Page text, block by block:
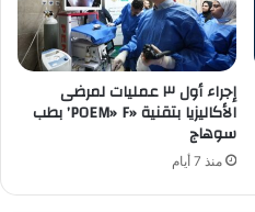
إجراء أول ٣ عمليات لمرضى
الأكاليزيا بتقنية «POEM» F’ بطب
سوهاج
منذ 7 أيام